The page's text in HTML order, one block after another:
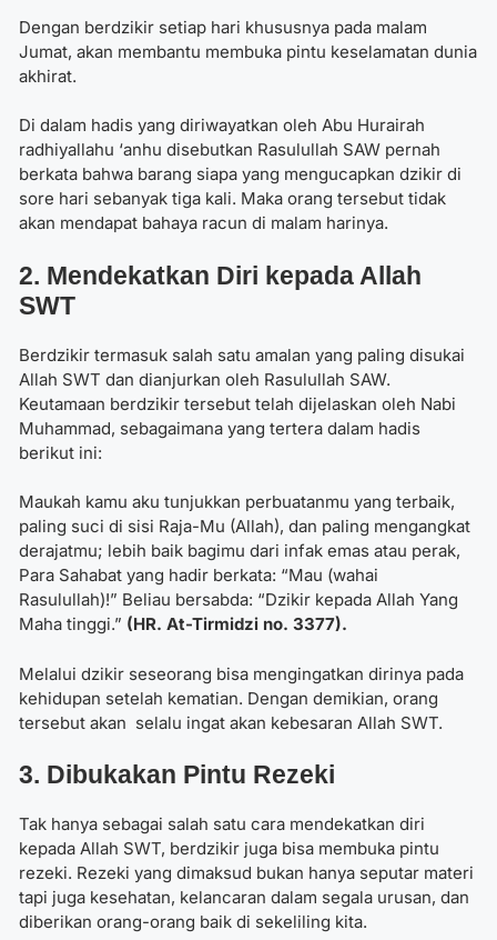
Dengan berdzikir setiap hari khususnya pada malam
Jumat, akan membantu membuka pintu keselamatan dunia
akhirat.
Di dalam hadis yang diriwayatkan oleh Abu Hurairah
radhiyallahu ‘anhu disebutkan Rasulullah SAW pernah
berkata bahwa barang siapa yang mengucapkan dzikir di
sore hari sebanyak tiga kali. Maka orang tersebut tidak
akan mendapat bahaya racun di malam harinya.
2. Mendekatkan Diri kepada Allah
SWT
Berdzikir termasuk salah satu amalan yang paling disukai
Allah SWT dan dianjurkan oleh Rasulullah SAW.
Keutamaan berdzikir tersebut telah dijelaskan oleh Nabi
Muhammad, sebagaimana yang tertera dalam hadis
berikut ini:
Maukah kamu aku tunjukkan perbuatanmu yang terbaik,
paling suci di sisi Raja-Mu (Allah), dan paling mengangkat
derajatmu; lebih baik bagimu dari infak emas atau perak,
Para Sahabat yang hadir berkata: “Mau (wahai
Rasulullah)!” Beliau bersabda: “Dzikir kepada Allah Yang
Maha tinggi.” (HR. At-Tirmidzi no. 3377).
Melalui dzikir seseorang bisa mengingatkan dirinya pada
kehidupan setelah kematian. Dengan demikian, orang
tersebut akan selalu ingat akan kebesaran Allah SWT.
3. Dibukakan Pintu Rezeki
Tak hanya sebagai salah satu cara mendekatkan diri
kepada Allah SWT, berdzikir juga bisa membuka pintu
rezeki. Rezeki yang dimaksud bukan hanya seputar materi
tapi juga kesehatan, kelancaran dalam segala urusan, dan
diberikan orang-orang baik di sekeliling kita.